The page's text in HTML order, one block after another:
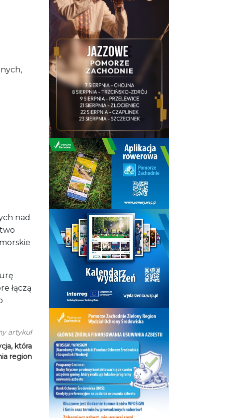
nad
łączą
artykuł
która
region